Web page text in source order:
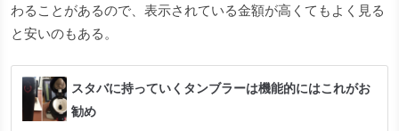
わることがあるので、表示されている金額が高くてもよく見る
と安いのもある。
スタバに持っていくタンブラーは機能的にはこれがお
勧め